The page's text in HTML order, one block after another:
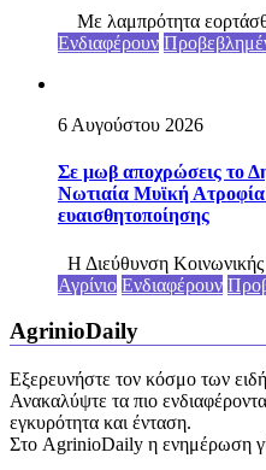
Με λαμπρότητα
Ενδιαφέρουν
6 Αυγούστου 2026
Σε μωβ αποχρώσεις το
Νωτιαία Μυϊκή
ευαισθητοποίησης
Η Διεύθυνση
Αγρίνιο Ενδιαφέρουν
AgrinioDaily
Εξερευνήστε τον κόσμο των
Ανακαλύψτε τα πιο
εγκυρότητα και ένταση.
Στο AgrinioDaily η ενημέρωση